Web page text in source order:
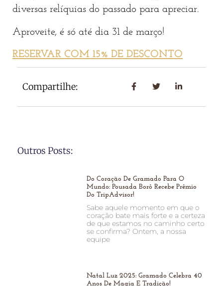
diversas relíquias do passado para apreciar.
Aproveite, é só até dia 31 de março!
RESERVAR COM 15% DE DESCONTO
Compartilhe:
Outros Posts:
Do Coração De Gramado Para O
Mundo: Pousada Borô Recebe Prêmio
Do TripAdvisor!
Sabe aquele momento em que o
coração bate mais forte e a certeza
de que estamos no caminho certo
se confirma? Ontem, a nossa
equipe
Natal Luz 2025: Gramado Celebra 40
Anos De Magia E Tradição!